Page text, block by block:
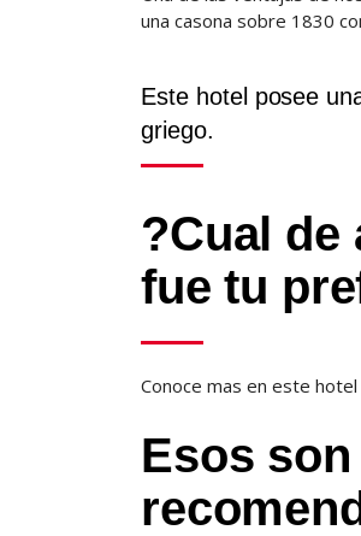
una casona sobre 1830
Este hotel posee
griego.
?Cual
fue tu
Conoce mas en este
Esos